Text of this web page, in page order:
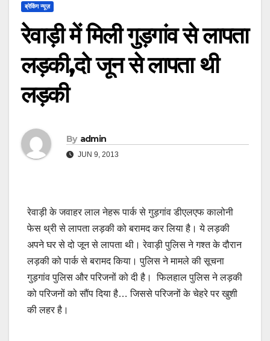
ब्रेकिंग न्यूज़
रेवाड़ी में मिली गुड़गांव से लापता
लड़की,दो जून से लापता थी
लड़की
By admin
JUN 9, 2013
रेवाड़ी के जवाहर लाल नेहरू पार्क से गुड़गांव डीएलएफ कालोनी
फेस थ्री से लापता लड़की को बरामद कर लिया है। ये लड़की
अपने घर से दो जून से लापता थी। रेवाड़ी पुलिस ने गश्त के दौरान
लड़की को पार्क से बरामद किया। पुलिस ने मामले की सूचना
गुड़गांव पुलिस और परिजनों को दी है। फिलहाल पुलिस ने लड़की
को परिजनों को सौंप दिया है… जिससे परिजनों के चेहरे पर खुशी
की लहर है।